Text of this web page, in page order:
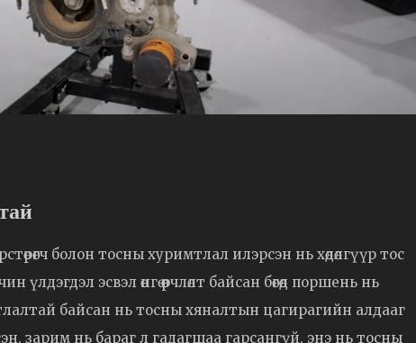
болон тосны хуримтлал илэрсэн нь хөдөлгүүр тос
эсвэл өнгө өөрчлөлт байсан бөгөөд поршень нь
байсан нь тосны хяналтын цагирагийн алдааг
зарим нь бараг л гадагшаа гарсангүй, энэ нь тосны